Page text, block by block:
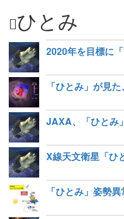
ひとみ
2020年を目標に
X線天文衛星「ひ
「ひとみ」姿勢